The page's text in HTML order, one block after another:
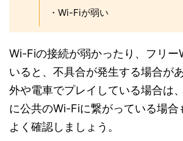
・Wi-Fiが弱い
Wi-Fiの接続が弱かったり、フリー
いると、不具合が発生する場合が
外や電車でプレイしている場合は
に公共のWi-Fiに繋がっている場合
よく確認しましょう。